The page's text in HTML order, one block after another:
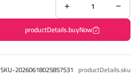
productDetails.buyNow
productDetails.sku
SKU-20260618025857531